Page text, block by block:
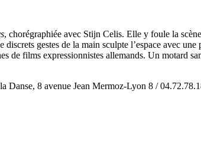
, chorégraphiée avec Stijn Celis. Elle y foule la
gestes de la main sculpte l’espace avec
de films expressionnistes allemands. Un motard
Danse, 8 avenue Jean Mermoz-Lyon 8 /